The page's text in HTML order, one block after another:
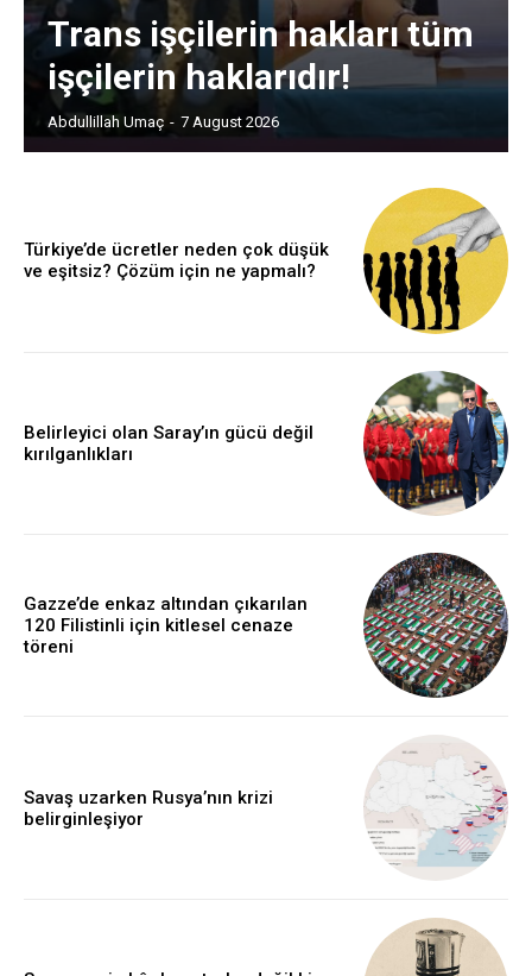
Trans işçilerin hakları tüm
işçilerin haklarıdır!
Abdullillah Umaç - 7 August 2026
Türkiye’de ücretler neden çok düşük
ve eşitsiz? Çözüm için ne yapmalı?
Belirleyici olan Saray’ın gücü değil
kırılganlıkları
Gazze’de enkaz altından çıkarılan
120 Filistinli için kitlesel cenaze
töreni
Savaş uzarken Rusya’nın krizi
belirginleşiyor